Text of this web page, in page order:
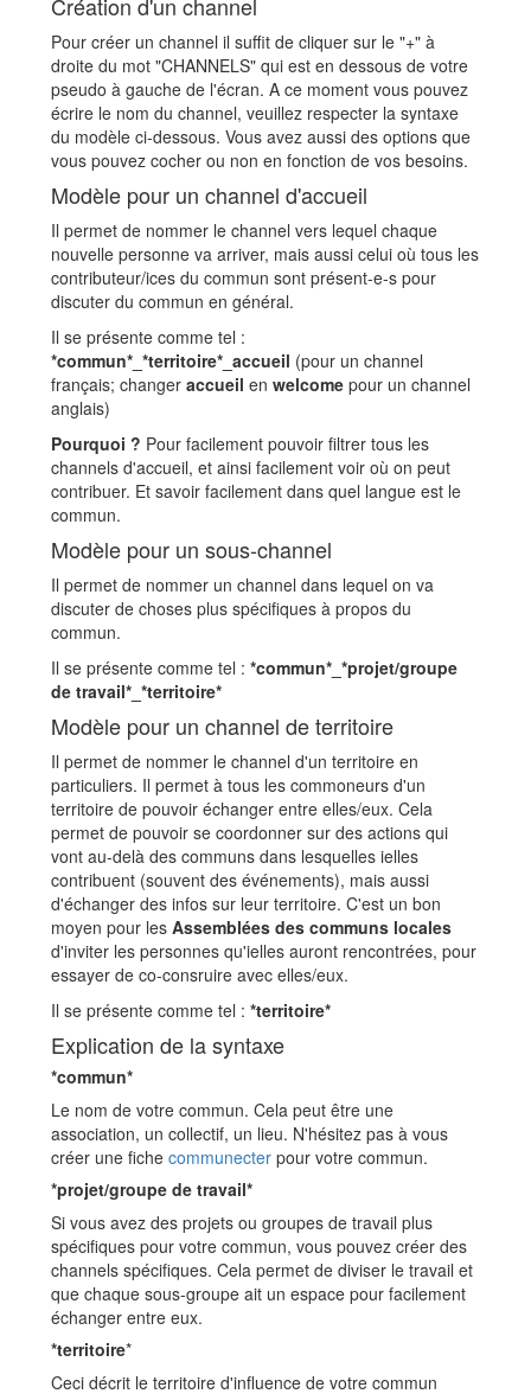
Création d'un channel
Pour créer un channel il suffit de cliquer sur le "+" à
droite du mot "CHANNELS" qui est en dessous de votre
pseudo à gauche de l'écran. A ce moment vous pouvez
écrire le nom du channel, veuillez respecter la syntaxe
du modèle ci-dessous. Vous avez aussi des options que
vous pouvez cocher ou non en fonction de vos besoins.
Modèle pour un channel d'accueil
Il permet de nommer le channel vers lequel chaque
nouvelle personne va arriver, mais aussi celui où tous les
contributeur/ices du commun sont présent-e-s pour
discuter du commun en général.
Il se présente comme tel :
*commun*_*territoire*_accueil (pour un channel
français; changer accueil en welcome pour un channel
anglais)
Pourquoi ? Pour facilement pouvoir filtrer tous les
channels d'accueil, et ainsi facilement voir où on peut
contribuer. Et savoir facilement dans quel langue est le
commun.
Modèle pour un sous-channel
Il permet de nommer un channel dans lequel on va
discuter de choses plus spécifiques à propos du
commun.
Il se présente comme tel : *commun*_*projet/groupe
de travail*_*territoire*
Modèle pour un channel de territoire
Il permet de nommer le channel d'un territoire en
particuliers. Il permet à tous les commoneurs d'un
territoire de pouvoir échanger entre elles/eux. Cela
permet de pouvoir se coordonner sur des actions qui
vont au-delà des communs dans lesquelles ielles
contribuent (souvent des événements), mais aussi
d'échanger des infos sur leur territoire. C'est un bon
moyen pour les Assemblées des communs locales
d'inviter les personnes qu'ielles auront rencontrées, pour
essayer de co-consruire avec elles/eux.
Il se présente comme tel : *territoire*
Explication de la syntaxe
*commun*
Le nom de votre commun. Cela peut être une
association, un collectif, un lieu. N'hésitez pas à vous
créer une fiche communecter pour votre commun.
*projet/groupe de travail*
Si vous avez des projets ou groupes de travail plus
spécifiques pour votre commun, vous pouvez créer des
channels spécifiques. Cela permet de diviser le travail et
que chaque sous-groupe ait un espace pour facilement
échanger entre eux.
*territoire*
Ceci décrit le territoire d'influence de votre commun